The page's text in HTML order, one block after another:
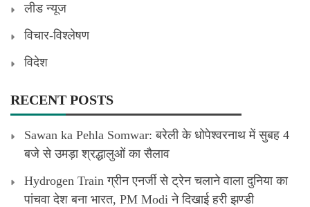
लीड न्यूज
विचार-विश्लेषण
विदेश
RECENT POSTS
Sawan ka Pehla Somwar: बरेली के धोपेश्वरनाथ में सुबह 4
बजे से उमड़ा श्रद्धालुओं का सैलाव
Hydrogen Train ग्रीन एनर्जी से ट्रेन चलाने वाला दुनिया का
पांचवा देश बना भारत, PM Modi ने दिखाई हरी झण्डी